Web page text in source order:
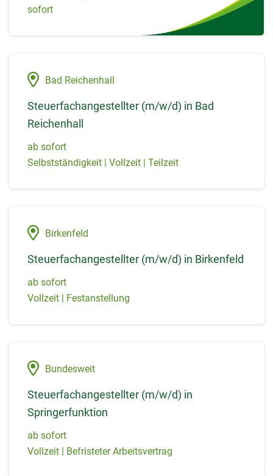
sofort
Bad Reichenhall
Steuerfachangestellter (m/w/d) in Bad
Reichenhall
ab sofort
Selbstständigkeit | Vollzeit | Teilzeit
Birkenfeld
Steuerfachangestellter (m/w/d) in Birkenfeld
ab sofort
Vollzeit | Festanstellung
Bundesweit
Steuerfachangestellter (m/w/d) in
Springerfunktion
ab sofort
Vollzeit | Befristeter Arbeitsvertrag